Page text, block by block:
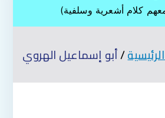
كلام أشعرية وسلفية)
أبو إسماعيل الهروي